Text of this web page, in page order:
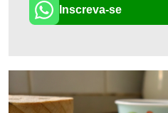
Inscreva-se